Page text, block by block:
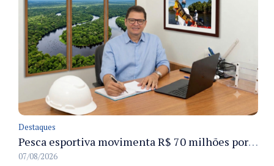
Destaques
Pesca esportiva movimenta R$ 70 milhões por ano e ganha espaço na economia sustentável do Amazonas
07/08/2026